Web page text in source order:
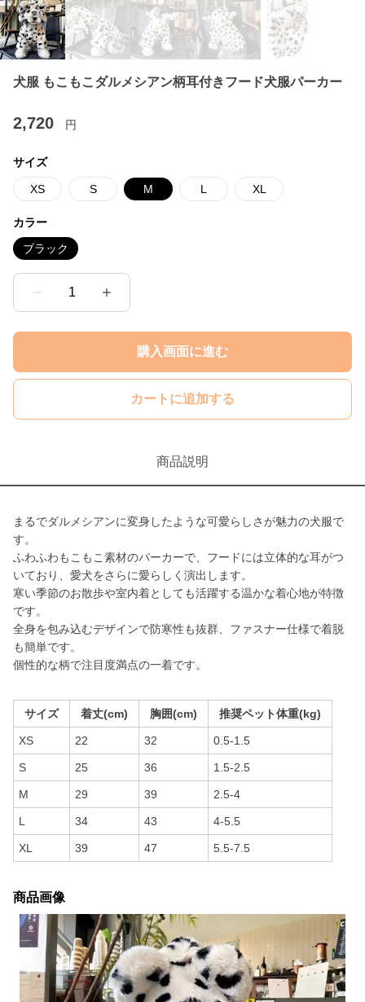
犬服 もこもこダルメシアン柄耳付きフード犬服パーカー
2,720 円
サイズ
XS S M L XL
カラー
ブラック
1
購入画面に進む
カートに追加する
商品説明
まるでダルメシアンに変身したような可愛らしさが魅力の犬服で
す。
ふわふわもこもこ素材のパーカーで、フードには立体的な耳がつ
いており、愛犬をさらに愛らしく演出します。
寒い季節のお散歩や室内着としても活躍する温かな着心地が特徴
です。
全身を包み込むデザインで防寒性も抜群、ファスナー仕様で着脱
も簡単です。
個性的な柄で注目度満点の一着です。
サイズ 着丈(cm) 胸囲(cm) 推奨ペット体重(kg)
XS 22 32 0.5-1.5
S 25 36 1.5-2.5
M 29 39 2.5-4
L 34 43 4-5.5
XL 39 47 5.5-7.5
商品画像